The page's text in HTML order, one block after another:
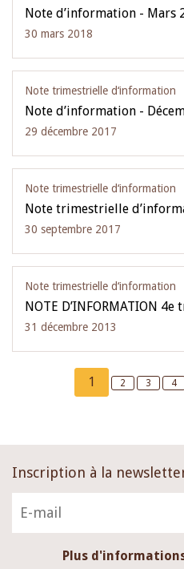
Note d’information - Mars
30 mars 2018
Note trimestrielle d‘information
Note d’information -
29 décembre 2017
Note trimestrielle d‘information
Note trimestrielle
30 septembre 2017
Note trimestrielle d‘information
NOTE D’INFORMATION
31 décembre 2013
Current
page
1 Page
2 Page
3 4
Inscription à la
Plus